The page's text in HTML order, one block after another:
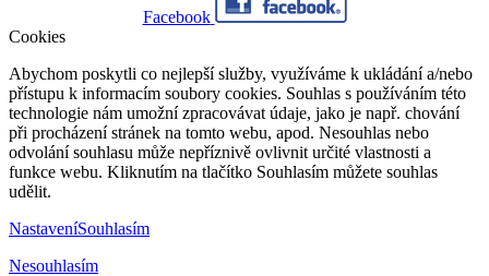
Facebook
Cookies
Abychom poskytli co nejlepší služby, využíváme k ukládání a/nebo
přístupu k informacím soubory cookies. Souhlas s používáním této
technologie nám umožní zpracovávat údaje, jako je např. chování
při procházení stránek na tomto webu, apod. Nesouhlas nebo
odvolání souhlasu může nepříznivě ovlivnit určité vlastnosti a
funkce webu. Kliknutím na tlačítko Souhlasím můžete souhlas
udělit.
NastaveníSouhlasím
Nesouhlasím